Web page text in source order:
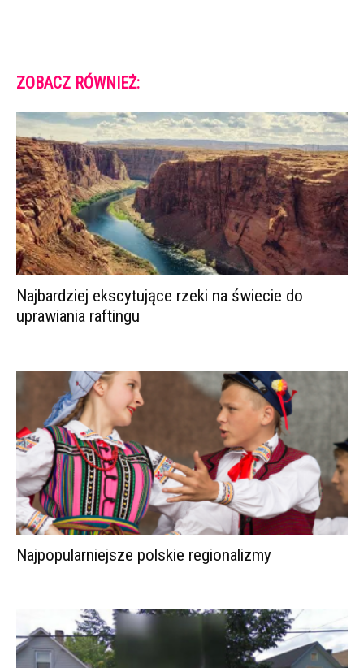
ZOBACZ RÓWNIEŻ:
Najbardziej ekscytujące rzeki na świecie do
uprawiania raftingu
Najpopularniejsze polskie regionalizmy